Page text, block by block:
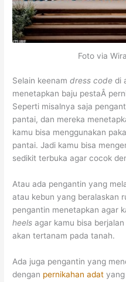
Foto via
Selain keenamdress code di
menetapkan baju pestaÂ
Seperti misalnya saja
pantai, dan mereka
kamu bisa menggunakan
pantai. Jadi kamu bisa
sedikit terbuka agar cocok
Atau ada pengantin yang
atau kebun yang beralaskan
pengantin menetapkan agar
heels agar kamu bisa
akan tertanam pada tanah.
Ada juga pengantin yang
dengan pernikahan adat yang